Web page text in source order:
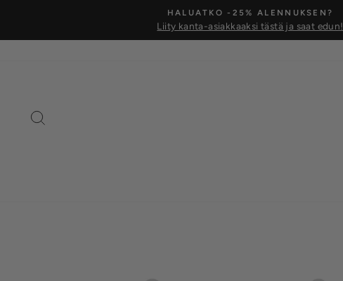
HALUATKO -25% ALENNUKSEN?
Liity kanta-asiakkaaksi tästä ja saat edun!